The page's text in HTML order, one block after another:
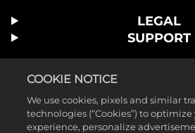
LEGAL
SUPPORT
COOKIE NOTICE
We use cookies, pixels and similar
technologies (“Cookies”) to
experience, personalize